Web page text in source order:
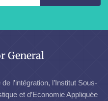
General
l’intégration, l’Institut Sous-
et d’Economie Appliquée